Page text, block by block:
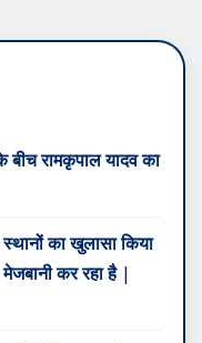
बीच रामकृपाल यादव का
का खुलासा किया
कर रहा है |